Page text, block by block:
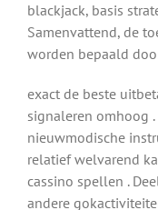
blackjack, basis
Samenvattend, de
worden bepaald
exact de beste
signaleren omhoog
nieuwmodische
relatief welvarend
cassino spellen .
andere